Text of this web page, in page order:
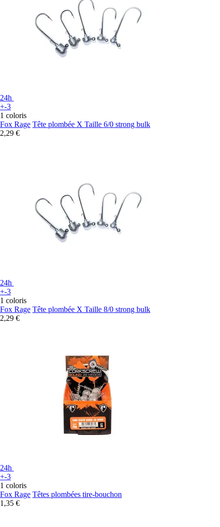
24h
+-3
1 coloris
Fox Rage Tête plombée X Taille 6/0 strong bulk
2,29 €
24h
+-3
1 coloris
Fox Rage Tête plombée X Taille 8/0 strong bulk
2,29 €
24h
+-3
1 coloris
Fox Rage Têtes plombées tire-bouchon
1,35 €